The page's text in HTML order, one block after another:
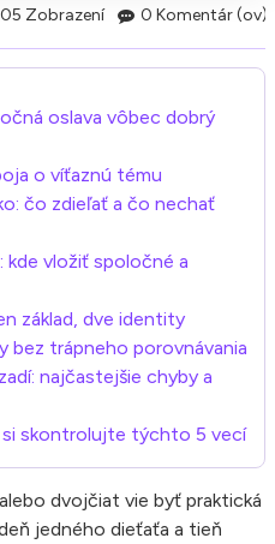
Zobrazení 0 Komentár (ov)
oslava vôbec dobrý
o víťaznú tému
čo zdieľať a čo nechať
kde vložiť spoločné a
základ, dve identity
bez trápneho porovnávania
najčastejšie chyby a
si skontrolujte týchto 5 vecí
dvojčiat vie byť praktická
jedného dieťaťa a tieň